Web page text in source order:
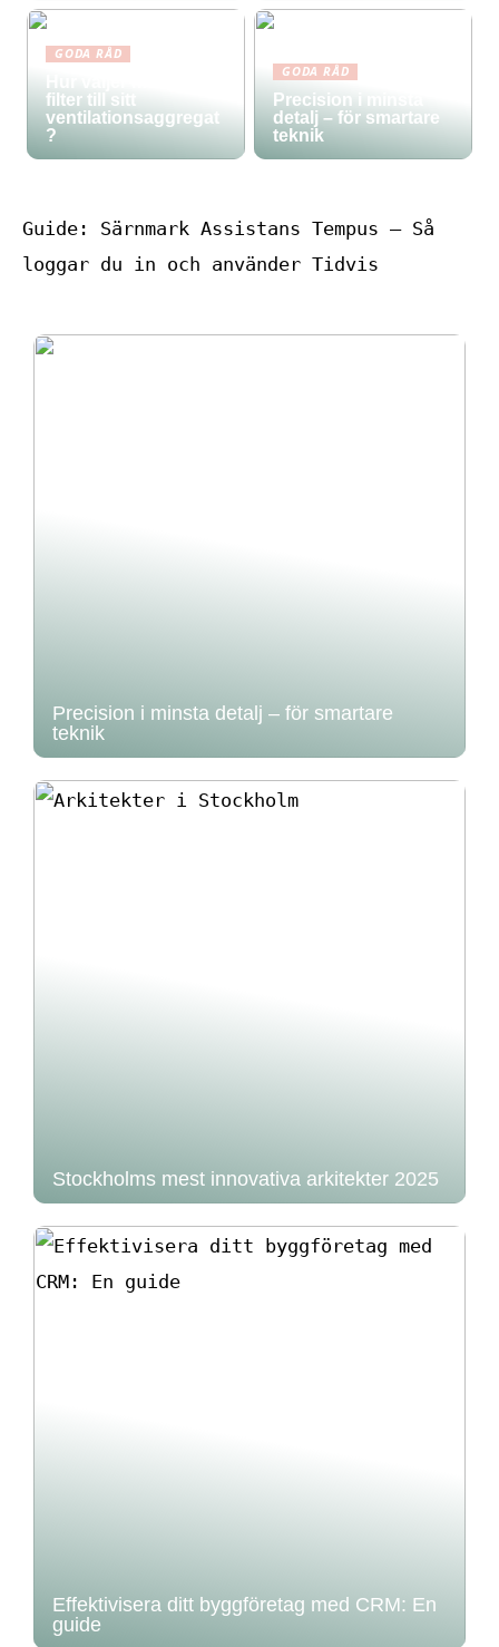
GODA RÅD
filter till sitt
ventilationsaggregat
?
GODA RÅD
Precision i minsta
detalj – för smartare
teknik
Guide: Särnmark Assistans Tempus – Så
loggar du in och använder Tidvis
Precision i minsta detalj – för smartare
teknik
Stockholms mest innovativa arkitekter 2025
Effektivisera ditt byggföretag med CRM: En
guide